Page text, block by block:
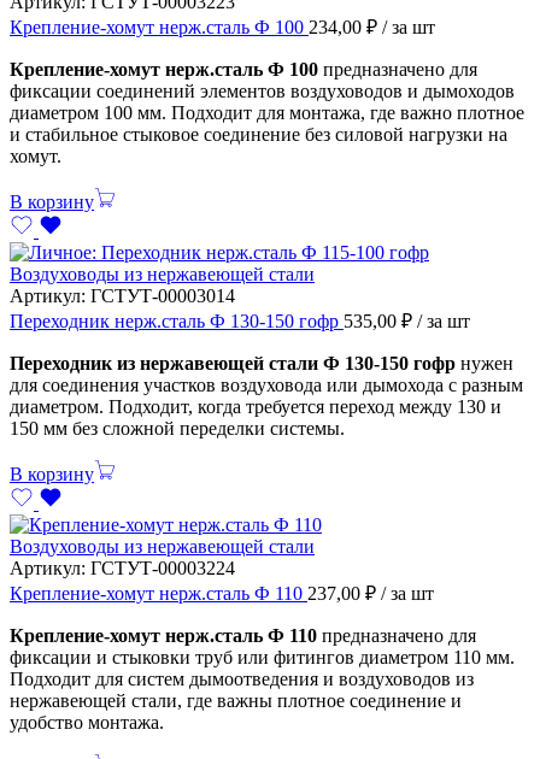
Крепление-хомут нерж.сталь Ф 100 234,00 ₽ / за шт
Крепление-хомут нерж.сталь Ф 100 предназначено для
фиксации соединений элементов воздуховодов и дымоходов
диаметром 100 мм. Подходит для монтажа, где важно плотное
и стабильное стыковое соединение без силовой нагрузки на
хомут.
В корзину
Воздуховоды из нержавеющей стали
Артикул: ГСТУТ-00003014
Переходник нерж.сталь Ф 130-150 гофр 535,00 ₽ / за шт
Переходник из нержавеющей стали Ф 130-150 гофр нужен
для соединения участков воздуховода или дымохода с разным
диаметром. Подходит, когда требуется переход между 130 и
150 мм без сложной переделки системы.
В корзину
Воздуховоды из нержавеющей стали
Артикул: ГСТУТ-00003224
Крепление-хомут нерж.сталь Ф 110 237,00 ₽ / за шт
Крепление-хомут нерж.сталь Ф 110 предназначено для
фиксации и стыковки труб или фитингов диаметром 110 мм.
Подходит для систем дымоотведения и воздуховодов из
нержавеющей стали, где важны плотное соединение и
удобство монтажа.